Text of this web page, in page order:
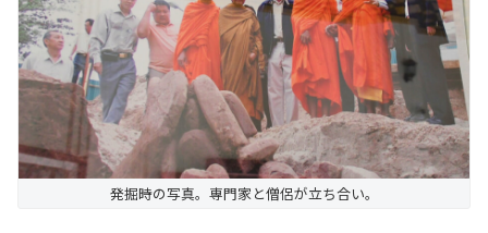
発掘時の写真。専門家と僧侶が立ち合い。